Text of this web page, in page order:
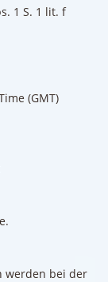
1 S. 1 lit. f
(GMT)
werden bei der